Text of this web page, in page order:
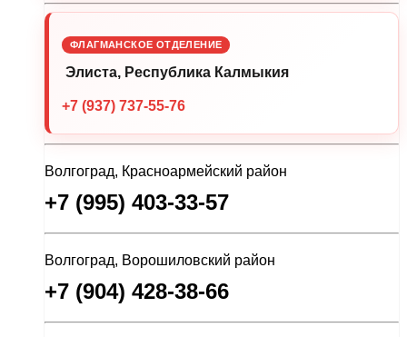
ФЛАГМАНСКОЕ ОТДЕЛЕНИЕ
Элиста, Республика Калмыкия
+7 (937) 737-55-76
Волгоград, Красноармейский район
+7 (995) 403-33-57
Волгоград, Ворошиловский район
+7 (904) 428-38-66